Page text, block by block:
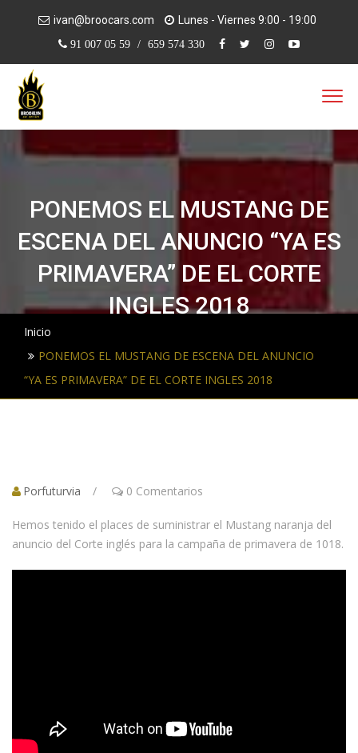
principal
ivan@broocars.com Lunes - Viernes 9:00 - 19:00
91 007 05 59 / 659 574 330
PONEMOS EL MUSTANG DE
ESCENA DEL ANUNCIO “YA ES
PRIMAVERA” DE EL CORTE
INGLES 2018
Inicio
PONEMOS EL MUSTANG DE ESCENA DEL ANUNCIO
“YA ES PRIMAVERA” DE EL CORTE INGLES 2018
Porfuturvia / 0 Comentarios
Hemos tenido el places de suministrar el Mustang naranja del
anuncio del Corte inglés para la campaña de primavera de 1018.